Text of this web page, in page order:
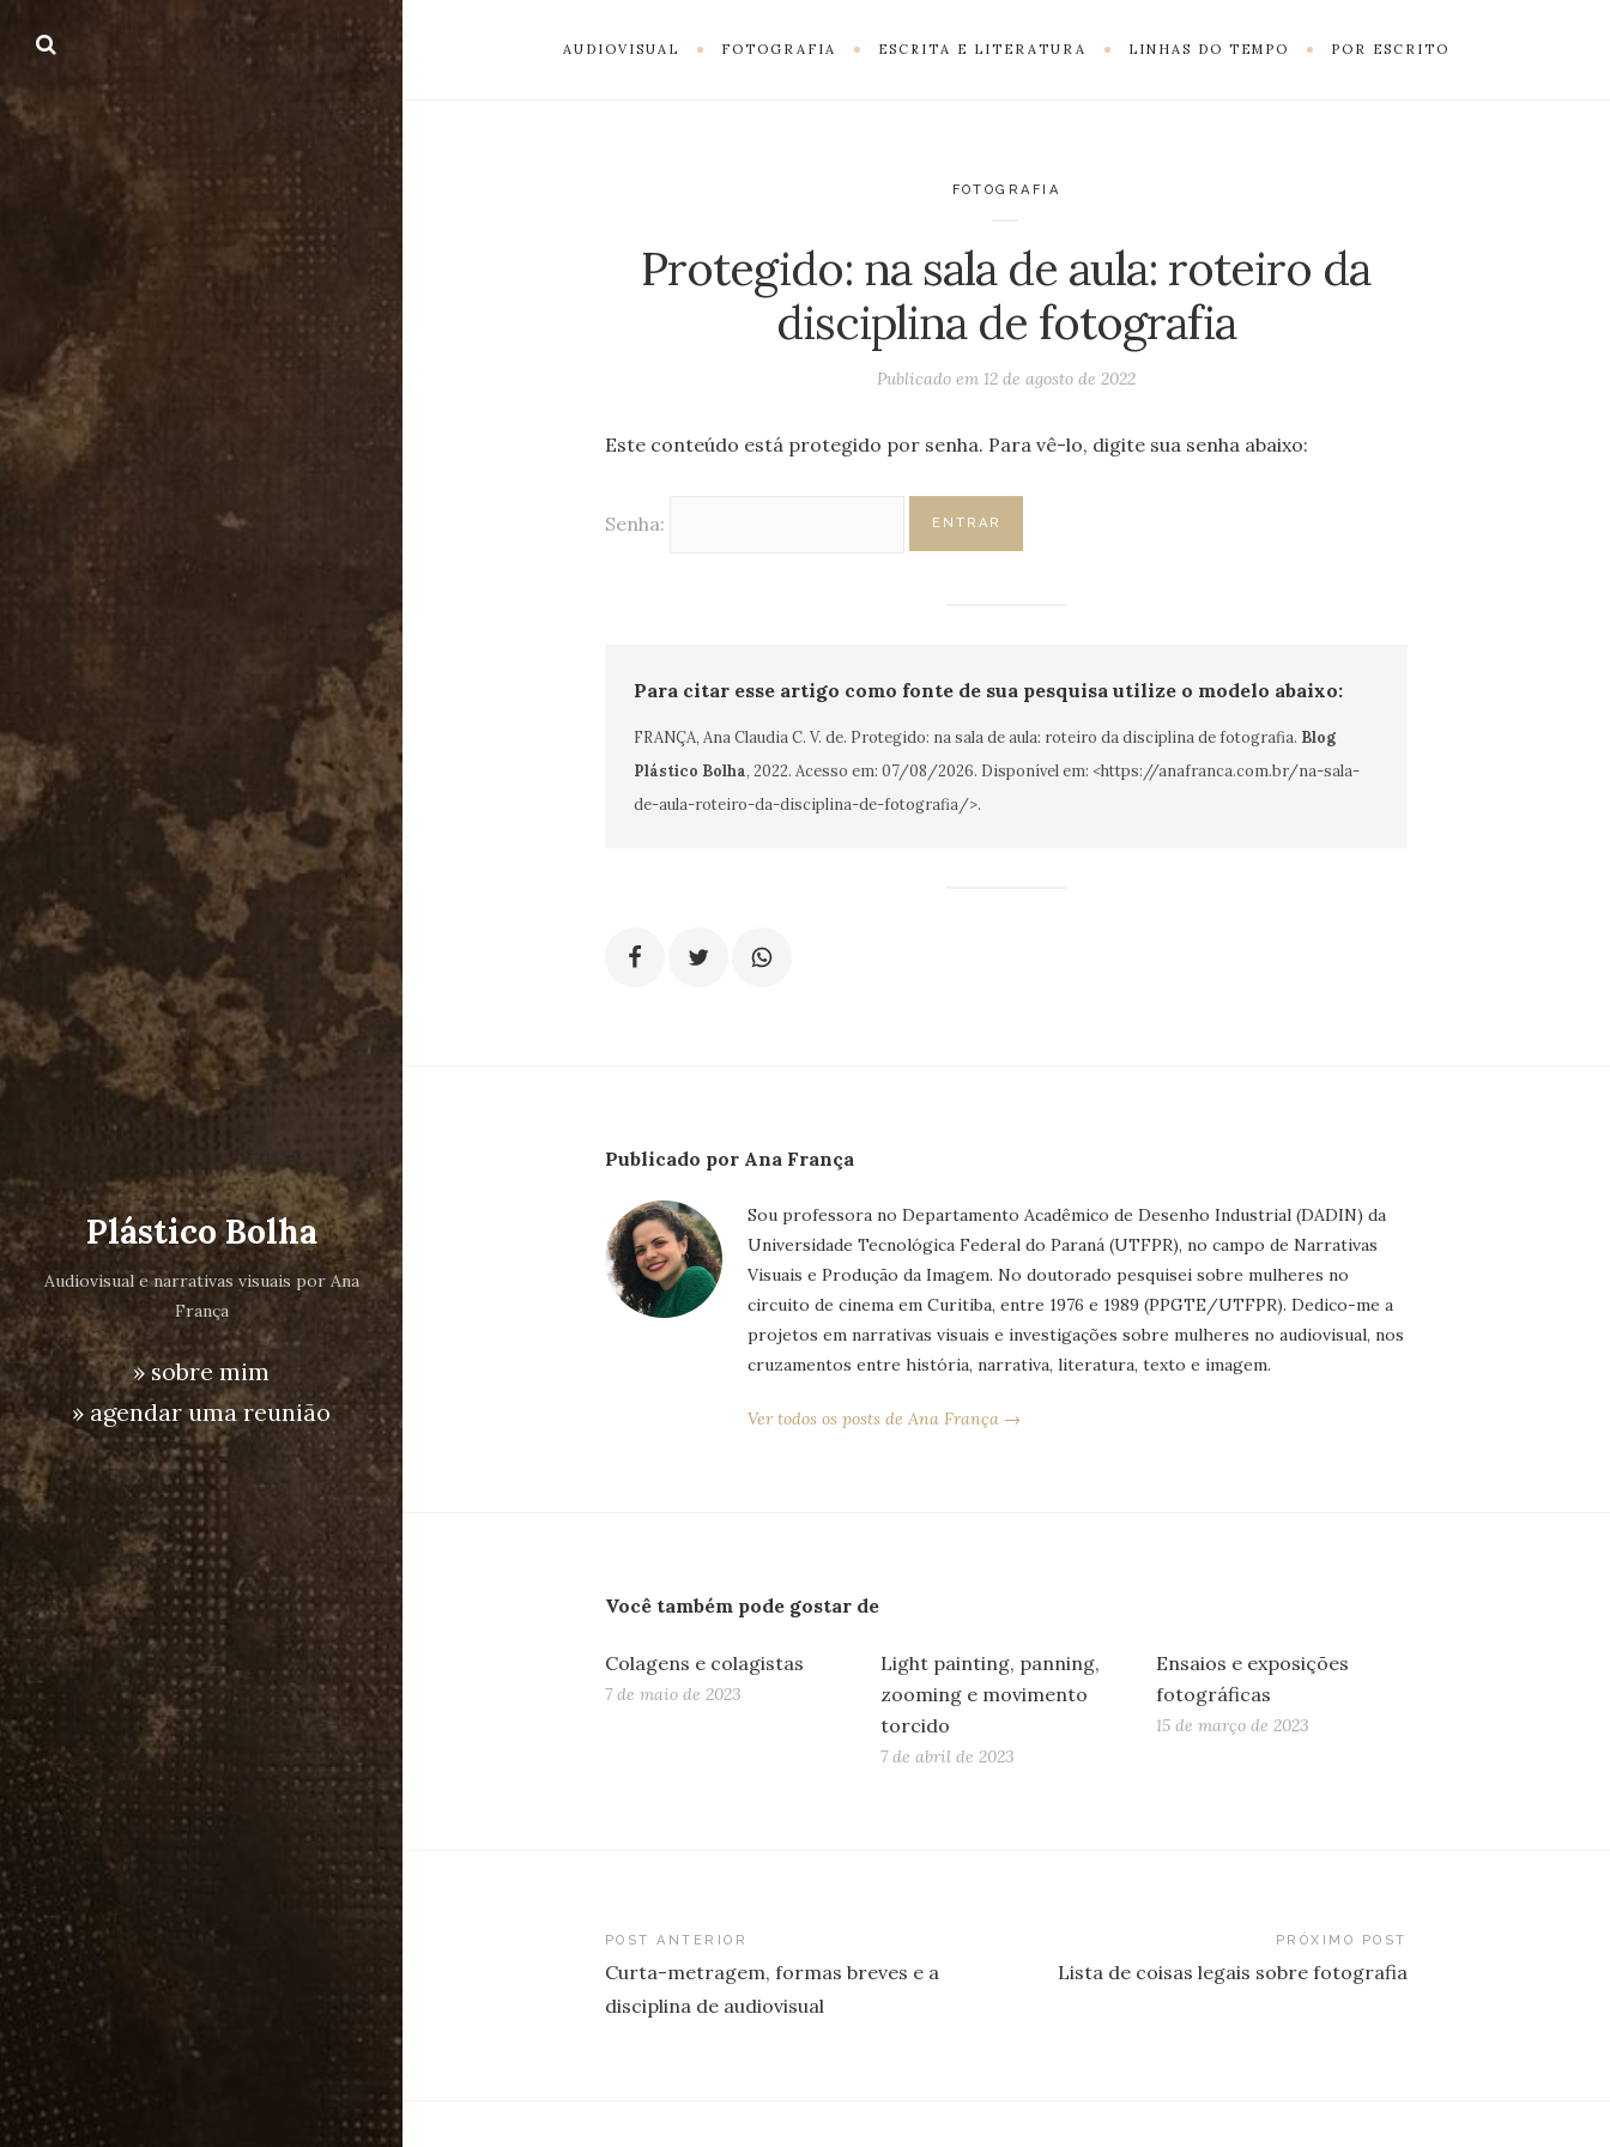
Plástico Bolha
Audiovisual e narrativas visuais por Ana
França
» sobre mim
» agendar uma reunião
AUDIOVISUAL FOTOGRAFIA ESCRITA E LITERATURA LINHAS DO TEMPO POR ESCRITO
FOTOGRAFIA
Protegido: na sala de aula: roteiro da
disciplina de fotografia
Publicado em 12 de agosto de 2022
Este conteúdo está protegido por senha. Para vê-lo, digite sua senha abaixo:
Senha:
Para citar esse artigo como fonte de sua pesquisa utilize o modelo abaixo:
FRANÇA, Ana Claudia C. V. de. Protegido: na sala de aula: roteiro da disciplina de fotografia. Blog
Plástico Bolha, 2022. Acesso em: 07/08/2026. Disponível em: <https://anafranca.com.br/na-sala-
de-aula-roteiro-da-disciplina-de-fotografia/>.
Publicado por Ana França
Sou professora no Departamento Acadêmico de Desenho Industrial (DADIN) da
Universidade Tecnológica Federal do Paraná (UTFPR), no campo de Narrativas
Visuais e Produção da Imagem. No doutorado pesquisei sobre mulheres no
circuito de cinema em Curitiba, entre 1976 e 1989 (PPGTE/UTFPR). Dedico-me a
projetos em narrativas visuais e investigações sobre mulheres no audiovisual, nos
cruzamentos entre história, narrativa, literatura, texto e imagem.
Ver todos os posts de Ana França →
Você também pode gostar de
Colagens e colagistas
7 de maio de 2023
Light painting, panning,
zooming e movimento
torcido
7 de abril de 2023
Ensaios e exposições
fotográficas
15 de março de 2023
NavegaçãoPOST ANTERIOR
Curta-metragem, formas breves e a
disciplina de audiovisual
PRÓXIMO POST
Lista de coisas legais sobre fotografia